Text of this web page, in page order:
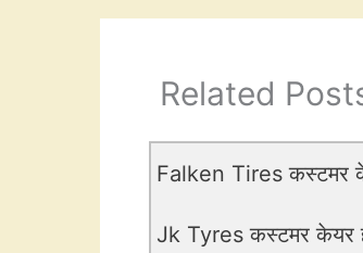
Related
Falken Tires कस्टमर
Jk Tyres कस्टमर केयर